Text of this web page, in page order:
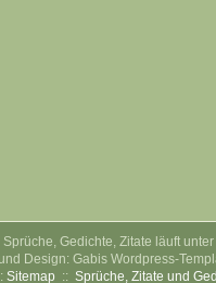
Gedichte, Zitate läuft unter
Design: Gabis Wordpress-
Sitemap :: Sprüche, Zitate und